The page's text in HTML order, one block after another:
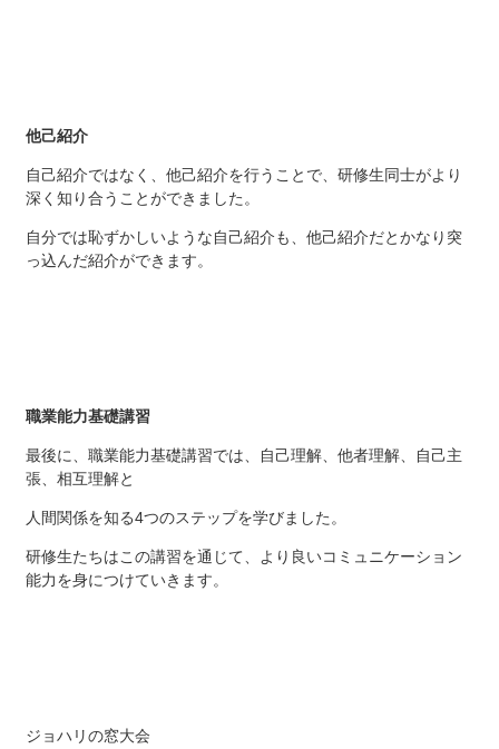
他己紹介
自己紹介ではなく、他己紹介を行うことで、研修生同士がより
深く知り合うことができました。
自分では恥ずかしいような自己紹介も、他己紹介だとかなり突
っ込んだ紹介ができます。
職業能力基礎講習
最後に、職業能力基礎講習では、自己理解、他者理解、自己主
張、相互理解と
人間関係を知る4つのステップを学びました。
研修生たちはこの講習を通じて、より良いコミュニケーション
能力を身につけていきます。
ジョハリの窓大会